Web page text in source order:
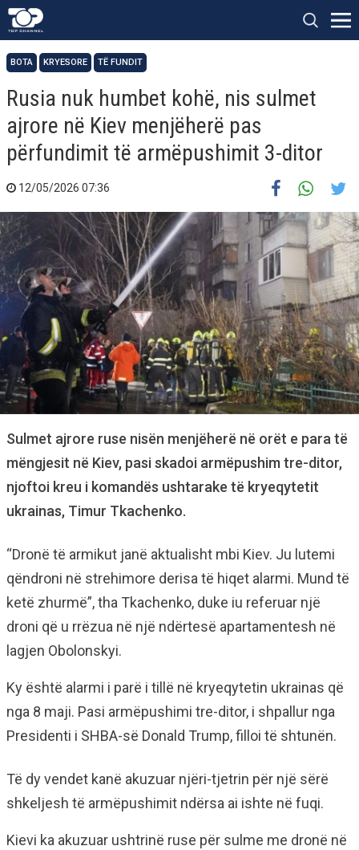
BOTA KRYESORE TË FUNDIT
Rusia nuk humbet kohë, nis sulmet
ajrore në Kiev menjëherë pas
përfundimit të armëpushimit 3-ditor
12/05/2026 07:36
Sulmet ajrore ruse nisën menjëherë në orët e para të
mëngjesit në Kiev, pasi skadoi armëpushim tre-ditor,
njoftoi kreu i komandës ushtarake të kryeqytetit
ukrainas, Timur Tkachenko.
“Dronë të armikut janë aktualisht mbi Kiev. Ju lutemi
qëndroni në strehimore derisa të hiqet alarmi. Mund të
ketë zhurmë”, tha Tkachenko, duke iu referuar një
droni që u rrëzua në një ndërtesë apartamentesh në
lagjen Obolonskyi.
Ky është alarmi i parë i tillë në kryeqytetin ukrainas që
nga 8 maji. Pasi armëpushimi tre-ditor, i shpallur nga
Presidenti i SHBA-së Donald Trump, filloi të shtunën.
Të dy vendet kanë akuzuar njëri-tjetrin për një sërë
shkeljesh të armëpushimit ndërsa ai ishte në fuqi.
Kievi ka akuzuar ushtrinë ruse për sulme me dronë në